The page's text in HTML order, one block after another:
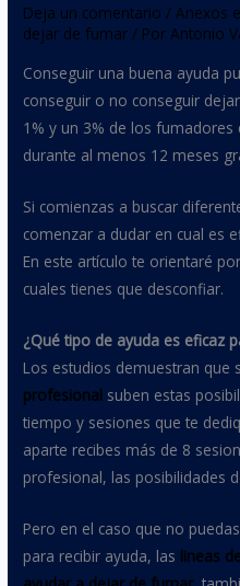
Deja un comentario /Anexos
dejar de fumar / PorAntonio
Conseguir una buena ayuda
conseguir o no conseguir
1% y un 3% de los
durante al menos 12 meses
Si comienzas a buscar
comenzar a dudar en cual es
En este artículo te orientaré
cuales tienes que desconfiar.
¿Qué tipo de ayuda es eficaz
Los estudios demuestran que
profesional suben estas
tiempo y sesiones que te
aparte recibes más de 8
profesional, las posibilidades
Pero en el caso que no
para recibir ayuda, las lineas